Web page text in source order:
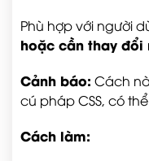
Phù hợp với người
hoặc cần thay đổi
Cảnh báo: Cách
cú pháp CSS, có
Cách làm: